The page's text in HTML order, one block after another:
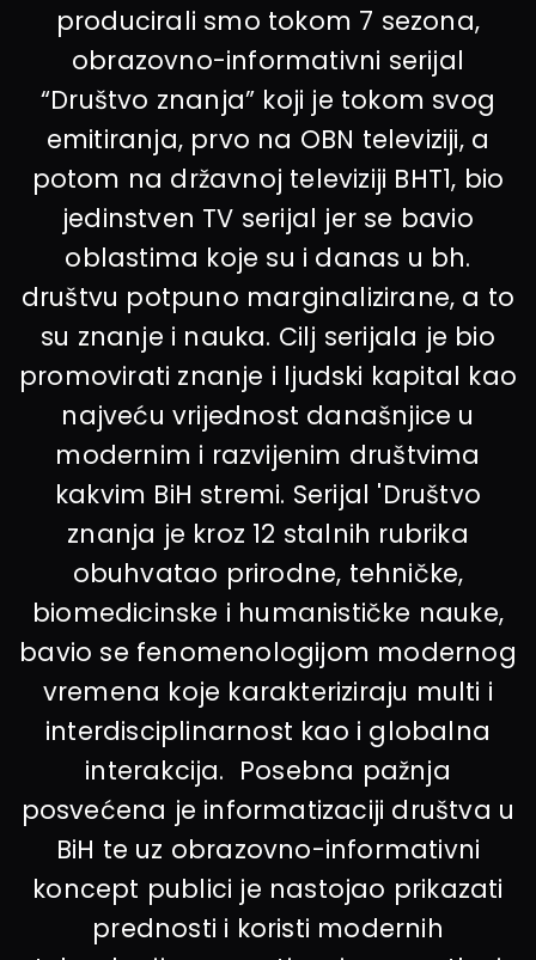
producirali smo tokom 7 sezona,
obrazovno-informativni serijal
“Društvo znanja” koji je tokom svog
emitiranja, prvo na OBN televiziji, a
potom na državnoj televiziji BHT1, bio
jedinstven TV serijal jer se bavio
oblastima koje su i danas u bh.
društvu potpuno marginalizirane, a to
su znanje i nauka. Cilj serijala je bio
promovirati znanje i ljudski kapital kao
najveću vrijednost današnjice u
modernim i razvijenim društvima
kakvim BiH stremi. Serijal 'Društvo
znanja je kroz 12 stalnih rubrika
obuhvatao prirodne, tehničke,
biomedicinske i humanističke nauke,
bavio se fenomenologijom modernog
vremena koje karakteriziraju multi i
interdisciplinarnost kao i globalna
interakcija. Posebna pažnja
posvećena je informatizaciji društva u
BiH te uz obrazovno-informativni
koncept publici je nastojao prikazati
prednosti i koristi modernih